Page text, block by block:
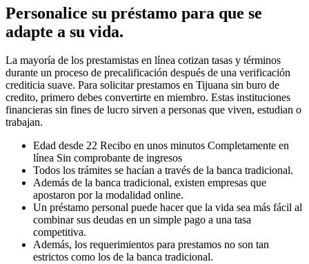
Personalice su préstamo para que se
adapte a su vida.
La mayoría de los prestamistas en línea cotizan tasas y términos
durante un proceso de precalificación después de una verificación
crediticia suave. Para solicitar prestamos en Tijuana sin buro de
credito, primero debes convertirte en miembro. Estas instituciones
financieras sin fines de lucro sirven a personas que viven, estudian o
trabajan.
Edad desde 22 Recibo en unos minutos Completamente en
línea Sin comprobante de ingresos
Todos los trámites se hacían a través de la banca tradicional.
Además de la banca tradicional, existen empresas que
apostaron por la modalidad online.
Un préstamo personal puede hacer que la vida sea más fácil al
combinar sus deudas en un simple pago a una tasa
competitiva.
Además, los requerimientos para prestamos no son tan
estrictos como los de la banca tradicional.